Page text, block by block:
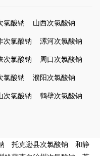
氯酸钠
山西次氯酸钠
次氯酸钠
漯河次氯酸钠
次氯酸钠
周口次氯酸钠
氯酸钠
濮阳次氯酸钠
次氯酸钠
鹤壁次氯酸钠
托克逊县次氯酸钠
和静